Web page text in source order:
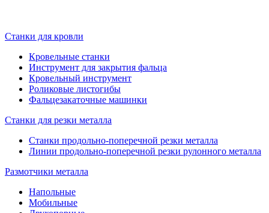
Станки для кровли
Кровельные станки
Инструмент для закрытия фальца
Кровельный инструмент
Роликовые листогибы
Фальцезакаточные машинки
Станки для резки металла
Станки продольно-поперечной резки металла
Линии продольно-поперечной резки рулонного металла
Размотчики металла
Напольные
Мобильные